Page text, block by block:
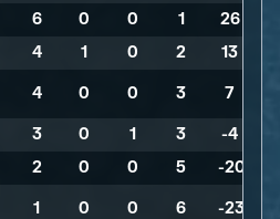
6 0 0 1
26
4 1 0 2 13
4 0 0 3 7
3 0 1 3
-4
2 0 0 5 -20
1 0 0 6 -23